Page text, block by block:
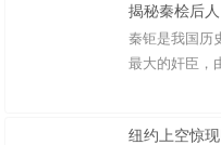
揭秘秦桧后
秦钜是我国历
最大的奸臣，
纽约上空惊